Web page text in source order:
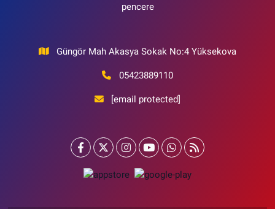
pencere
Güngör Mah Akasya Sokak No:4 Yüksekova
05423889110
[email protected]